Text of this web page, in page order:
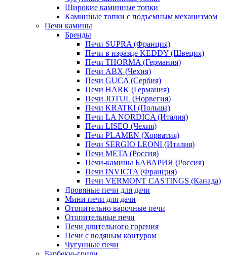
Широкие каминные топки
Каминные топки с подъемным механизмом
Печи камины
Бренды
Печи SUPRA (Франция)
Печи в изразце KEDDY (Швеция)
Печи THORMA (Германия)
Печи ABX (Чехия)
Печи GUCA (Сербия)
Печи HARK (Германия)
Печи JOTUL (Норвегия)
Печи KRATKI (Польша)
Печи LA NORDICA (Италия)
Печи LISEO (Чехия)
Печи PLAMEN (Хорватия)
Печи SERGIO LEONI (Италия)
Печи META (Россия)
Печи-камины БАВАРИЯ (Россия)
Печи INVICTA (Франция)
Печи VERMONT CASTINGS (Канада)
Дровяные печи для дачи
Мини печи для дачи
Отопительно варочные печи
Отопительные печи
Печи длительного горения
Печи с водяным контуром
Чугунные печи